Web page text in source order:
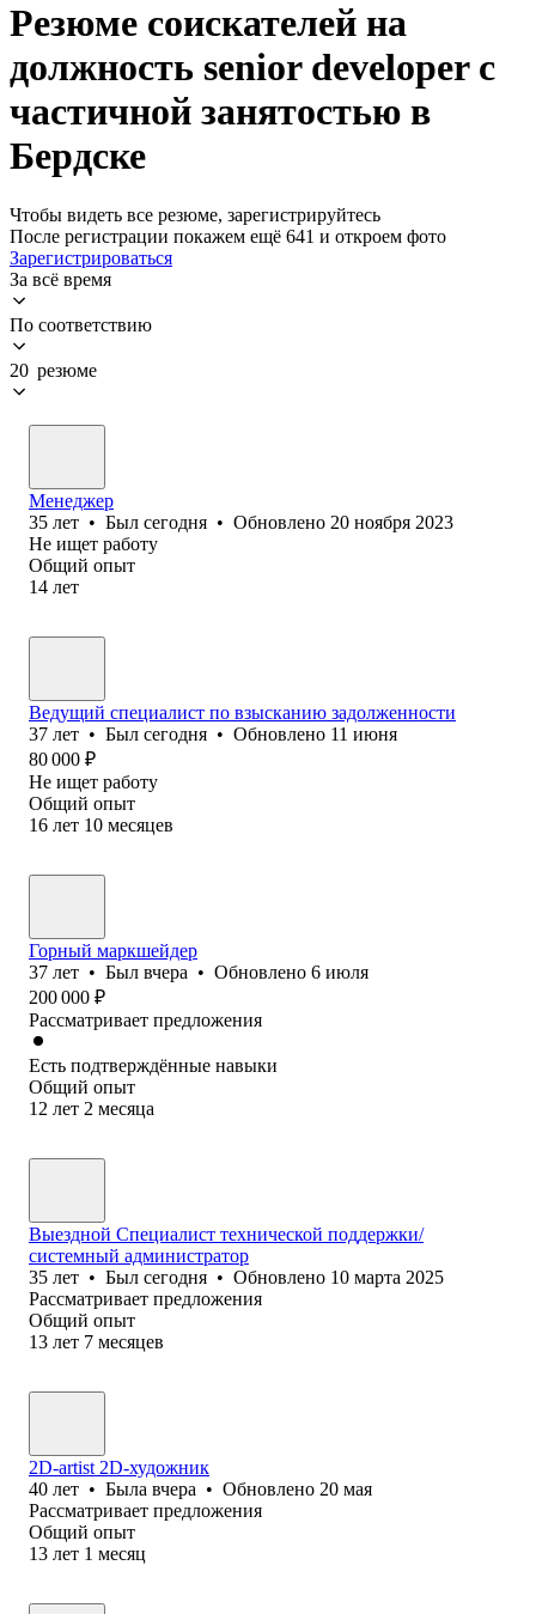
Резюме соискателей на
должность senior developer с
частичной занятостью в
Бердске
Чтобы видеть все резюме, зарегистрируйтесь
После регистрации покажем ещё 641 и откроем фото
Зарегистрироваться
За всё время
По соответствию
20 резюме
Менеджер
35 лет • Был сегодня • Обновлено 20 ноября 2023
Не ищет работу
Общий опыт
14 лет
Ведущий специалист по взысканию задолженности
37 лет • Был сегодня • Обновлено 11 июня
80 000 ₽
Не ищет работу
Общий опыт
16 лет 10 месяцев
Горный маркшейдер
37 лет • Был вчера • Обновлено 6 июля
200 000 ₽
Рассматривает предложения
Есть подтверждённые навыки
Общий опыт
12 лет 2 месяца
Выездной Специалист технической поддержки/
системный администратор
35 лет • Был сегодня • Обновлено 10 марта 2025
Рассматривает предложения
Общий опыт
13 лет 7 месяцев
2D-artist 2D-художник
40 лет • Была вчера • Обновлено 20 мая
Рассматривает предложения
Общий опыт
13 лет 1 месяц